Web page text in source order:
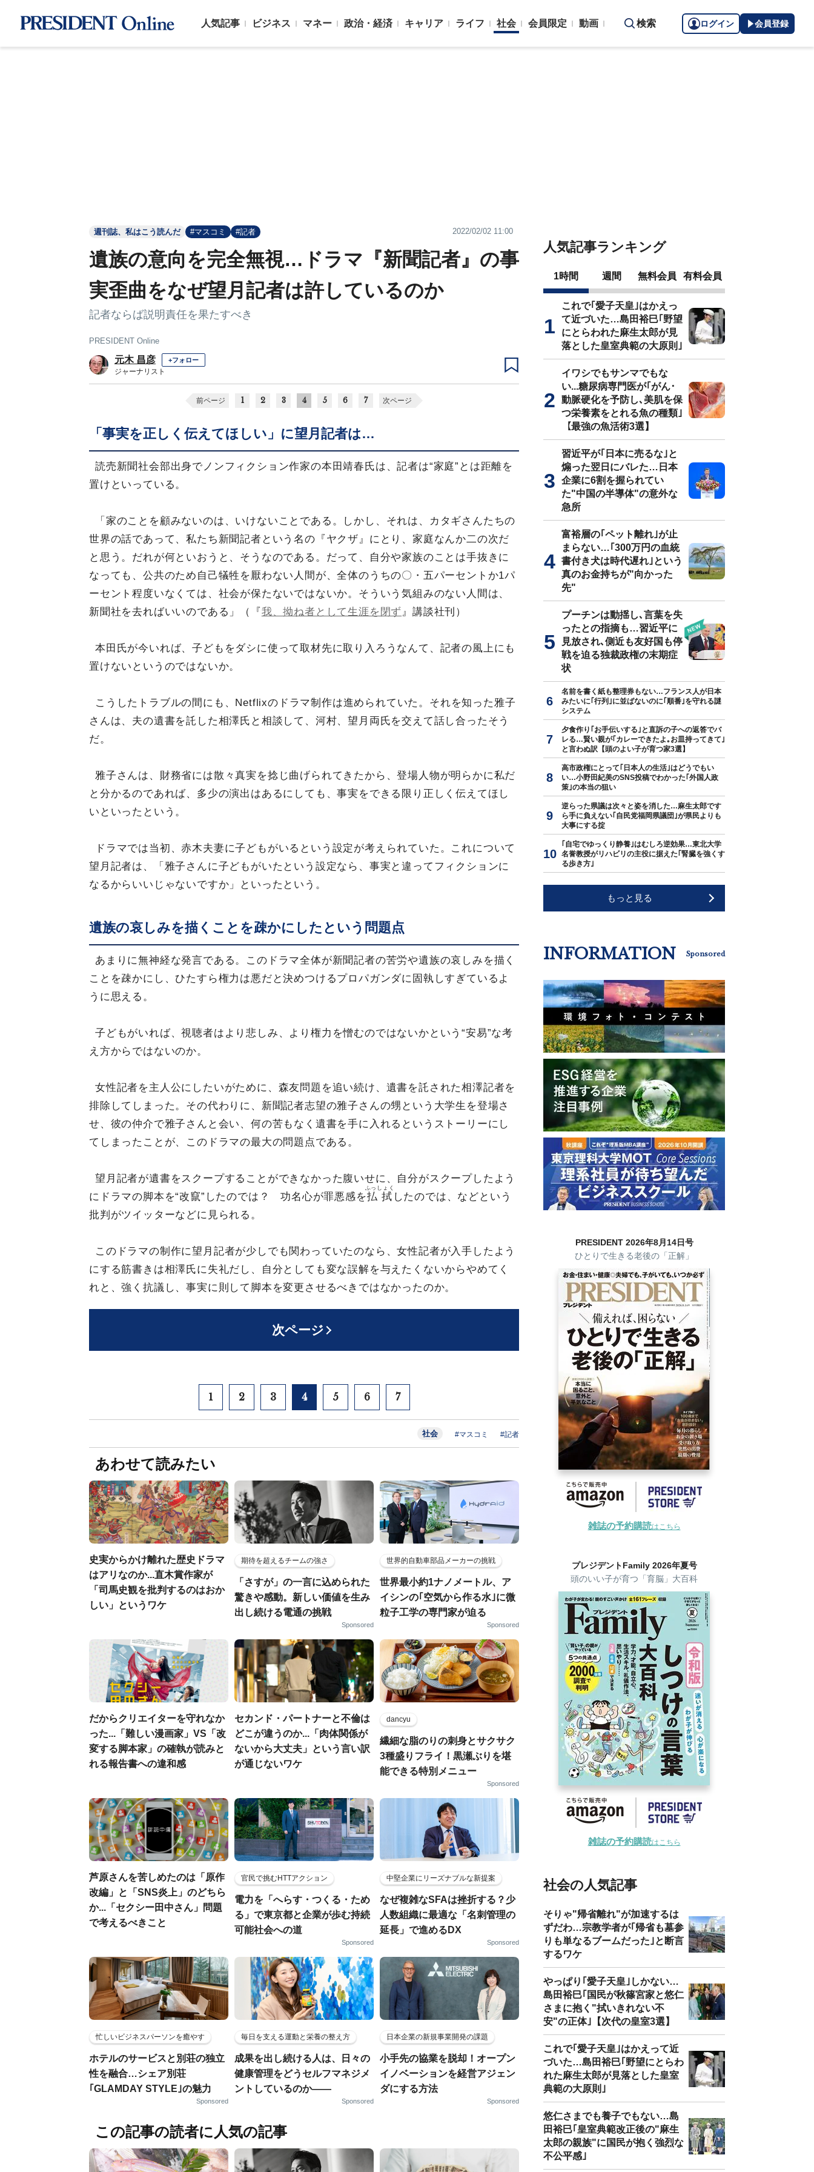
人気記事 ビジネス マネー 政治・経済 キャリア ライフ 社会 会員限定 動画 検索 ログイン 会員登録
週刊誌、私はこう読んだ #マスコミ #記者 2022/02/02 11:00
遺族の意向を完全無視…ドラマ『新聞記者』の事
実歪曲をなぜ望月記者は許しているのか
記者ならば説明責任を果たすべき
PRESIDENT Online
元木 昌彦 +フォロー
ジャーナリスト
前ページ 1 2 3 4 5 6 7 次ページ
「事実を正しく伝えてほしい」に望月記者は…
読売新聞社会部出身でノンフィクション作家の本田靖春氏は、記者は“家庭”とは距離を
置けといっている。
「家のことを顧みないのは、いけないことである。しかし、それは、カタギさんたちの
世界の話であって、私たち新聞記者という名の『ヤクザ』にとり、家庭なんか二の次だ
と思う。だれが何といおうと、そうなのである。だって、自分や家族のことは手抜きに
なっても、公共のため自己犠牲を厭わない人間が、全体のうちの〇・五パーセントか1パ
ーセント程度いなくては、社会が保たないではないか。そういう気組みのない人間は、
新聞社を去ればいいのである」（『我、拗ね者として生涯を閉ず』講談社刊）
本田氏が今いれば、子どもをダシに使って取材先に取り入ろうなんて、記者の風上にも
置けないというのではないか。
こうしたトラブルの間にも、Netflixのドラマ制作は進められていた。それを知った雅子
さんは、夫の遺書を託した相澤氏と相談して、河村、望月両氏を交えて話し合ったそう
だ。
雅子さんは、財務省には散々真実を捻じ曲げられてきたから、登場人物が明らかに私だ
と分かるのであれば、多少の演出はあるにしても、事実をできる限り正しく伝えてほし
いといったという。
ドラマでは当初、赤木夫妻に子どもがいるという設定が考えられていた。これについて
望月記者は、「雅子さんに子どもがいたという設定なら、事実と違ってフィクションに
なるからいいじゃないですか」といったという。
遺族の哀しみを描くことを疎かにしたという問題点
あまりに無神経な発言である。このドラマ全体が新聞記者の苦労や遺族の哀しみを描く
ことを疎かにし、ひたすら権力は悪だと決めつけるプロパガンダに固執しすぎているよ
うに思える。
子どもがいれば、視聴者はより悲しみ、より権力を憎むのではないかという“安易”な考
え方からではないのか。
女性記者を主人公にしたいがために、森友問題を追い続け、遺書を託された相澤記者を
排除してしまった。その代わりに、新聞記者志望の雅子さんの甥という大学生を登場さ
せ、彼の仲介で雅子さんと会い、何の苦もなく遺書を手に入れるというストーリーにし
てしまったことが、このドラマの最大の問題点である。
望月記者が遺書をスクープすることができなかった腹いせに、自分がスクープしたよう
にドラマの脚本を“改竄”したのでは？ 功名心が罪悪感を払拭
ふっしょく
したのでは、などという
批判がツイッターなどに見られる。
このドラマの制作に望月記者が少しでも関わっていたのなら、女性記者が入手したよう
にする筋書きは相澤氏に失礼だし、自分としても変な誤解を与えたくないからやめてく
れと、強く抗議し、事実に則して脚本を変更させるべきではなかったのか。
次ページ
1 2 3 4 5 6 7
社会 #マスコミ #記者
あわせて読みたい
史実からかけ離れた歴史ドラマ
はアリなのか...直木賞作家が
「司馬史観を批判するのはおか
しい」というワケ
期待を超えるチームの強さ
「さすが」の一言に込められた
驚きや感動。新しい価値を生み
出し続ける電通の挑戦
Sponsored
世界的自動車部品メーカーの挑戦
世界最小約1ナノメートル、ア
イシンの｢空気から作る水｣に微
粒子工学の専門家が迫る
Sponsored
だからクリエイターを守れなか
った...「難しい漫画家」VS「改
変する脚本家」の確執が読みと
れる報告書への違和感
セカンド・パートナーと不倫は
どこが違うのか...「肉体関係が
ないから大丈夫」という言い訳
が通じないワケ
dancyu
繊細な脂のりの刺身とサクサク
3種盛りフライ！黒瀬ぶりを堪
能できる特別メニュー
Sponsored
芦原さんを苦しめたのは「原作
改編」と「SNS炎上」のどちら
か...「セクシー田中さん」問題
で考えるべきこと
官民で挑むHTTアクション
電力を「へらす・つくる・ため
る」で東京都と企業が歩む持続
可能社会への道
Sponsored
中堅企業にリーズナブルな新提案
なぜ複雑なSFAは挫折する？少
人数組織に最適な「名刺管理の
延長」で進めるDX
Sponsored
忙しいビジネスパーソンを癒やす
ホテルのサービスと別荘の独立
性を融合…シェア別荘
｢GLAMDAY STYLE｣の魅力
Sponsored
毎日を支える運動と栄養の整え方
成果を出し続ける人は、日々の
健康管理をどうセルフマネジメ
ントしているのか——
Sponsored
日本企業の新規事業開発の課題
小手先の協業を脱却！オープン
イノベーションを経営アジェン
ダにする方法
Sponsored
この記事の読者に人気の記事
人気記事ランキング
1時間 週間 無料会員 有料会員
これで｢愛子天皇｣はかえっ
て近づいた…島田裕巳｢野望
にとらわれた麻生太郎が見
落とした皇室典範の大原則｣
イワシでもサンマでもな
い...糖尿病専門医が｢がん･
動脈硬化を予防し､美肌を保
つ栄養素をとれる魚の種類｣
【最強の魚活術3選】
習近平が｢日本に売るな｣と
煽った翌日にバレた…日本
企業に6割を握られてい
た"中国の半導体"の意外な
急所
富裕層の｢ペット離れ｣が止
まらない…｢300万円の血統
書付き犬は時代遅れ｣という
真のお金持ちが"向かった
先"
プーチンは動揺し､言葉を失
ったとの指摘も…習近平に
見放され､側近も友好国も停
戦を迫る独裁政権の末期症
状
名前を書く紙も整理券もない…フランス人が日本
みたいに｢行列｣に並ばないのに｢順番｣を守れる謎
システム
夕食作り｢お手伝いする｣と直訴の子への返答でバ
レる…賢い親が｢カレーできたよ｡お皿持ってきて｣
と言わぬ訳【頭のよい子が育つ家3選】
高市政権にとって｢日本人の生活｣はどうでもい
い…小野田紀美のSNS投稿でわかった｢外国人政
策｣の本当の狙い
逆らった県議は次々と姿を消した…麻生太郎です
ら手に負えない｢自民党福岡県議団｣が県民よりも
大事にする掟
｢自宅でゆっくり静養｣はむしろ逆効果…東北大学
名誉教授がリハビリの主役に据えた｢腎臓を強くす
る歩き方｣
もっと見る
INFORMATION Sponsored
PRESIDENT 2026年8月14日号
ひとりで生きる老後の「正解」
雑誌の予約購読はこちら
プレジデントFamily 2026年夏号
頭のいい子が育つ「育脳」大百科
雑誌の予約購読はこちら
社会の人気記事
そりゃ"帰省離れ"が加速するは
ずだわ…宗教学者が｢帰省も墓参
りも単なるブームだった｣と断言
するワケ
やっぱり｢愛子天皇｣しかない…
島田裕巳｢国民が秋篠宮家と悠仁
さまに抱く"拭いきれない不
安"の正体｣【次代の皇室3選】
これで｢愛子天皇｣はかえって近
づいた…島田裕巳｢野望にとらわ
れた麻生太郎が見落とした皇室
典範の大原則｣
悠仁さまでも養子でもない…島
田裕巳｢皇室典範改正後の"麻生
太郎の親族"に国民が抱く強烈な
不公平感｣